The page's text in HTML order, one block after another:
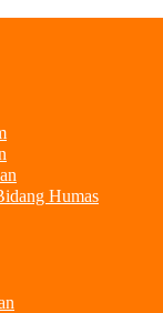
Humas